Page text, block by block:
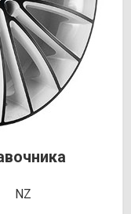
NZ